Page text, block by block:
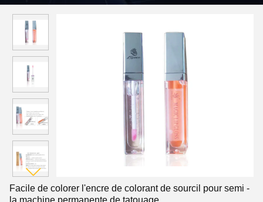
Facile de colorer l'encre de colorant de sourcil pour semi -
la machine permanente de tatouage